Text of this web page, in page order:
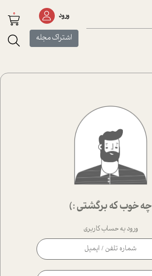
ورود
اشتراک مجله
0
چه خوب که برگشتی :)
ورود به حساب کاربری